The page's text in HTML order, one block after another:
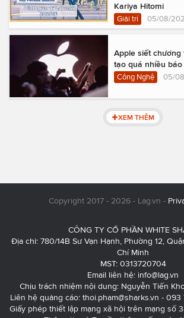
Kariya Hitomi
Giải trí 05/08/
Apple siết chương
tạo quá nhiều báo
Công Nghệ 05/
XEM THÊM
Copyright 2017 - 2026 - Lag.vn -
CÔNG TY CỔ PHẦN WHITE
Địa chỉ: 780/14B Sư Vạn Hạnh, Phường 12,
Chí Minh
MST: 0313720704
Email liên hệ: info@lag.vn
Chịu trách nhiệm nội dung: Nguyễn Tiến
Liên hệ quảng cáo: thoi.pham@sharks.vn - 093
Giấy phép thiết lập mạng xã hội trên mạng số